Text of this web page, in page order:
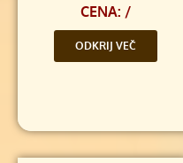
CENA: /
ODKRIJ VEČ